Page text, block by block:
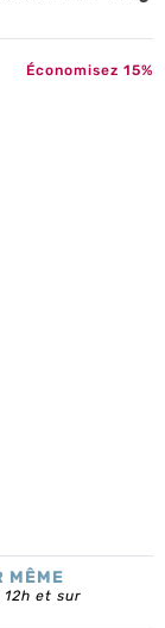
Économisez 15%
MÊME
et sur